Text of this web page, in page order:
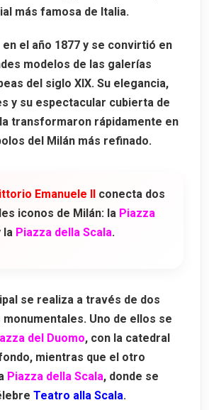
más famosa de Italia.
en el año 1877 y se convirtió en
modelos de las galerías
del siglo XIX. Su elegancia,
y su espectacular cubierta de
transformaron rápidamente en
del Milán más refinado.
Emanuele II conecta dos
iconos de Milán: la Piazza
la Piazza della Scala.
se realiza a través de dos
Uno de ellos se
del Duomo, con la catedral
mientras que el otro
Piazza della Scala, donde se
Teatro alla Scala.